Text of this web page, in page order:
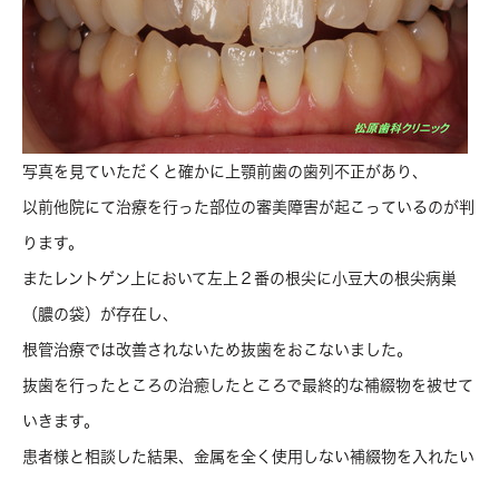
写真を見ていただくと確かに上顎前歯の歯列不正があり、
以前他院にて治療を行った部位の審美障害が起こっているのが判
ります。
またレントゲン上において左上２番の根尖に小豆大の根尖病巣
（膿の袋）が存在し、
根管治療では改善されないため抜歯をおこないました。
抜歯を行ったところの治癒したところで最終的な補綴物を被せて
いきます。
患者様と相談した結果、金属を全く使用しない補綴物を入れたい